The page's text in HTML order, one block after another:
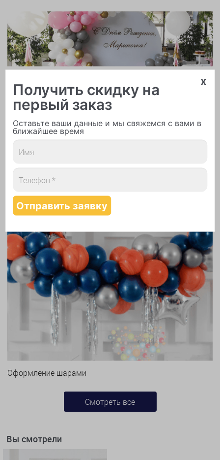
Оформление шарами
Смотреть все
Вы смотрели
x
Получить скидку на
первый заказ
Оставьте ваши данные и мы свяжемся с вами в
ближайшее время